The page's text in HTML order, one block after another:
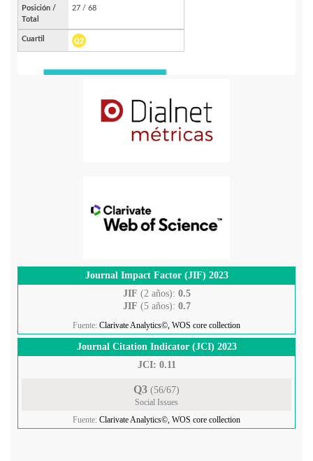
Journal Impact Factor (JIF) 2023
JIF (2 años): 0.5
JIF (5 años): 0.7
Fuente: Clarivate Analytics©, WOS core collection
Journal Citation Indicator (JCI) 2023
JCI: 0.11
Q3 (56/67)
Social Issues
Fuente: Clarivate Analytics©, WOS core collection